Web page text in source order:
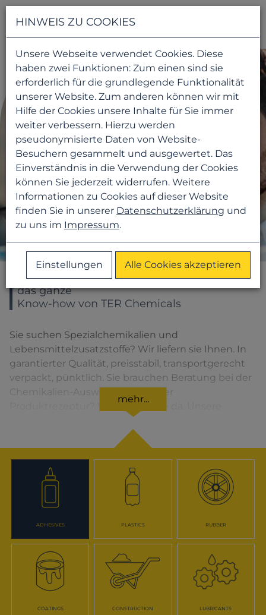
Sie wählen ein Produkt – Sie bekommen
das ganze
Know-how von TER Chemicals
Sie suchen Spezialchemikalien und
Lebensmittelzusatzstoffe? Wir liefern sie Ihnen. In
garantierter Qualität, preisstabil, transportgerecht
verpackt, pünktlich. Sie brauchen Beratung bei der
Chemikalien-Auswahl oder bei der
Lösungen für den jeweiligen Produktbereich
finden Sie, wenn Sie das entsprechende Symbol
anklicken.
mehr...
ADHESIVES PLASTICS RUBBER
COATINGS CONSTRUCTION LUBRICANTS
HINWEIS ZU COOKIES
Unsere Webseite verwendet Cookies. Diese
haben zwei Funktionen: Zum einen sind sie
erforderlich für die grundlegende Funktionalität
unserer Website. Zum anderen können wir mit
Hilfe der Cookies unsere Inhalte für Sie immer
weiter verbessern. Hierzu werden
pseudonymisierte Daten von Website-
Besuchern gesammelt und ausgewertet. Das
Einverständnis in die Verwendung der Cookies
können Sie jederzeit widerrufen. Weitere
Informationen zu Cookies auf dieser Website
finden Sie in unserer Datenschutzerklärung und
zu uns im Impressum.
Einstellungen Alle Cookies akzeptieren